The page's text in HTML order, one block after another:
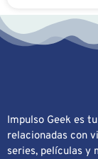
Impulso Geek es
relacionadas con
series, películas y